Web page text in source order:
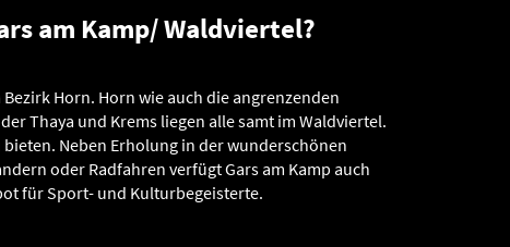
am Kamp/ Waldviertel?
Horn. Horn wie auch die angrenzenden
Thaya und Krems liegen alle samt im Waldviertel.
bieten. Neben Erholung in der wunderschönen
oder Radfahren verfügt Gars am Kamp auch
für Sport- und Kulturbegeisterte.